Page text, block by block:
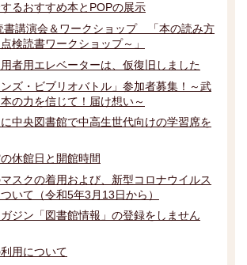
るおすすめ本とPOPの展示
書講演会＆ワークショップ 「本の読み方
検読書ワークショップ～」
者用エレベーターは、仮復旧しました
ンズ・ビブリオバトル」参加者募集！～武
の力を信じて！届け想い～
中央図書館で中高生世代向けの学習席を
休館日と開館時間
スクの着用および、新型コロナウイルス
いて（令和5年3月13日から）
ジン「図書館情報」の登録をしません
用について